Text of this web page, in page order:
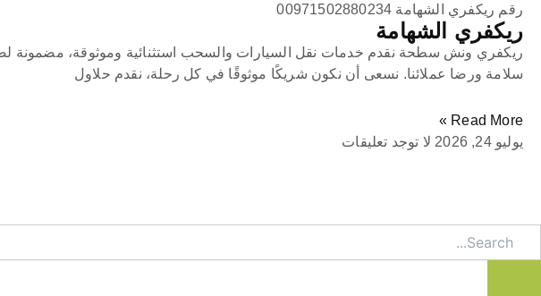
رقم ريكفري الشهامة 00971502880234
ريكفري الشهامة
ريكفري ونش سطحة نقدم خدمات نقل السيارات والسحب استثنائية وموثوقة، مضمونة
سلامة ورضا عملائنا. نسعى أن نكون شريكًا موثوقًا في كل رحلة، نقدم حلاول
Read More »
يوليو 24, 2026
لا توجد تعليقات